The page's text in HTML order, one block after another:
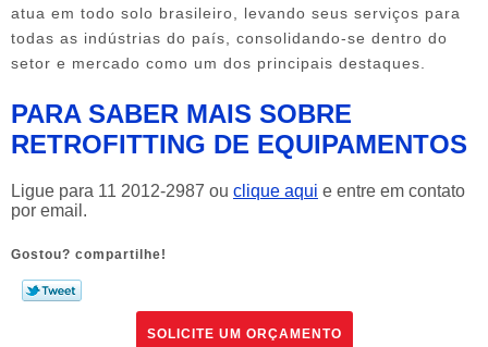
atua em todo solo brasileiro, levando seus serviços para
todas as indústrias do país, consolidando-se dentro do
setor e mercado como um dos principais destaques.
PARA SABER MAIS SOBRE
RETROFITTING DE EQUIPAMENTOS
Ligue para 11 2012-2987 ou clique aqui e entre em contato
por email.
Gostou? compartilhe!
SOLICITE UM ORÇAMENTO